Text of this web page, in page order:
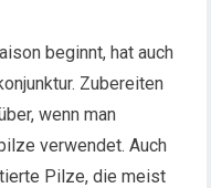
beginnt, hat auch
Zubereiten
wenn man
verwendet. Auch
Pilze, die meist